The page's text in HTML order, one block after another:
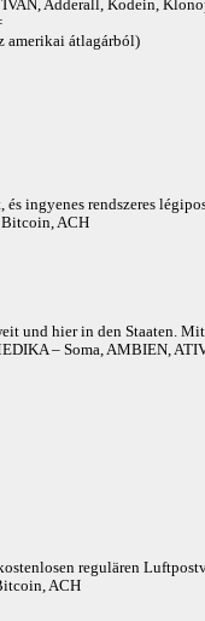
Adderall, Kodein,
amerikai átlagárból)
ingyenes rendszeres
Bitcoin, ACH
und hier in den Staaten.
– Soma, AMBIEN,
regulären
ACH